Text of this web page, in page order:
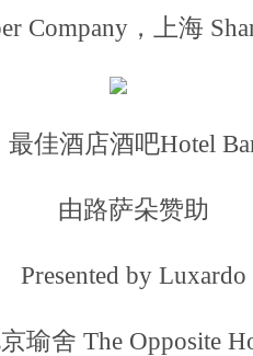
Company，上海
最佳酒店酒吧Hotel
由路萨朵赞助
Presented by Luxardo
瑜舍 The Opposite